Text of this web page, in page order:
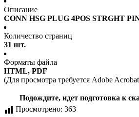
Описание
CONN HSG PLUG 4POS STRGHT
Количество страниц
31 шт.
Форматы файла
HTML, PDF
(Для просмотра требуется Adobe
Подождите, идет подготовка к
Просмотрено: 363